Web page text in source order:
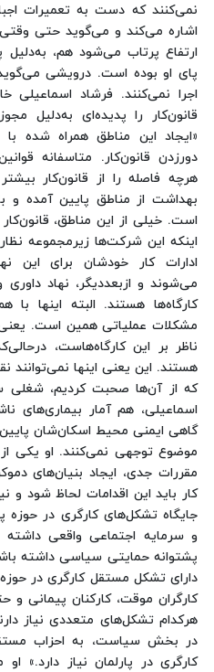
نمی‌کنند که دست به تعمیرات
اشاره می‌کند و می‌گوید حتی
ارتفاع پرتاب می‌شود هم،
پای او بوده است. درویشی
اجرا نمی‌کنند. فرشاد
قانون‌کار را پدیده‌ای به‌دلیل
«ایجاد این مناطق همراه شده با
دورزدن قانون‌کار. متاسفانه
هرچه فاصله را از قانون‌کار
بهداشت از مناطق پایین آمده و
است. خیلی از این مناطق،
اینکه این شرکت‌ها زیرمجموعه
ادارات کار خودشان برای این
می‌شوند و ازبعددیگر، نهاد
کارگاه‌ها هستند. البته اینها
مشکلات عملیاتی همین است. یعنی
ناظر بر این کارگاه‌هاست،
هستند. این یعنی اینها نمی‌توانند
که از آن‌ها صحبت کردیم، شغلی
اسماعیلی، هم آمار بیماری‌های
گاهی ایمنی محیط اسکان‌شان
موضوع توجهی نمی‌کنند. او یکی از
مقررات جدی، ایجاد بنیان‌های
کار باید این اقدامات لحاظ شود و
جایگاه تشکل‌های کارگری در
و سرمایه اجتماعی واقعی داشته
پشتوانه حمایتی سیاسی داشته
دارای تشکل مستقل کارگری در
کارگران موقت، کارکنان پیمانی
هرکدام تشکل‌های متعددی نیاز
در بخش سیاست، به احزاب
کارگری در پارلمان نیاز دارد.»